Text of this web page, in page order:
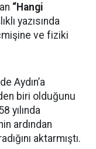
“Hangi
yazısında
ve fiziki
Aydın’a
biri olduğunu
yılında
ardından
aktarmıştı.